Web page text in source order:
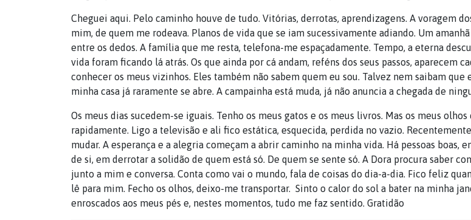
Cheguei aqui. Pelo caminho houve de tudo. Vitórias, derrotas, aprendizagens. A voragem
mim, de quem me rodeava. Planos de vida que se iam sucessivamente adiando. Um
entre os dedos. A família que me resta, telefona-me espaçadamente. Tempo, a eterna
vida foram ficando lá atrás. Os que ainda por cá andam, reféns dos seus passos, aparecem
conhecer os meus vizinhos. Eles também não sabem quem eu sou. Talvez nem saibam que
minha casa já raramente se abre. A campainha está muda, já não anuncia a chegada de
Os meus dias sucedem-se iguais. Tenho os meus gatos e os meus livros. Mas os meus olhos
rapidamente. Ligo a televisão e ali fico estática, esquecida, perdida no vazio.
mudar. A esperança e a alegria começam a abrir caminho na minha vida. Há pessoas boas,
de si, em derrotar a solidão de quem está só. De quem se sente só. A Dora procura saber
junto a mim e conversa. Conta como vai o mundo, fala de coisas do dia-a-dia. Fico feliz
lê para mim. Fecho os olhos, deixo-me transportar. Sinto o calor do sol a bater na minha
enroscados aos meus pés e, nestes momentos, tudo me faz sentido. Gratidão